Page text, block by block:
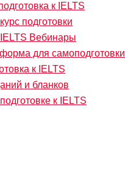
к IELTS
подготовки
Вебинары
для самоподготовки
к IELTS
и бланков
к IELTS